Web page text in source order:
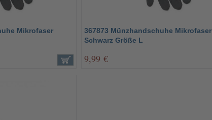
Mikrofaser
367873 Münzhandschuhe Mikrofaser
Schwarz Größe L
9,99 €